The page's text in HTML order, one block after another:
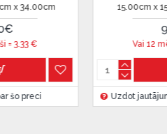
13.00cm x 13.00cm x
1.99€
Uzdot jautājumu par šo preci